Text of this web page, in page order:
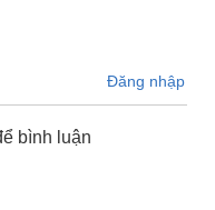
Đăng nhập
bình luận